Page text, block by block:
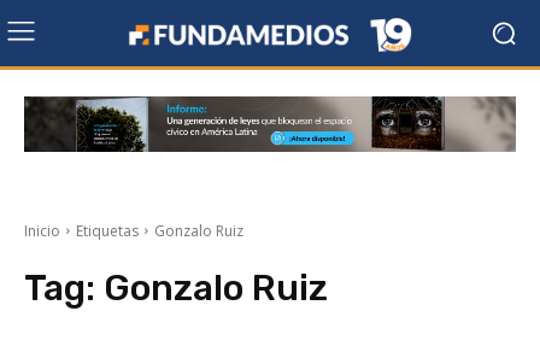
Inicio Etiquetas Gonzalo Ruiz
Tag: Gonzalo Ruiz